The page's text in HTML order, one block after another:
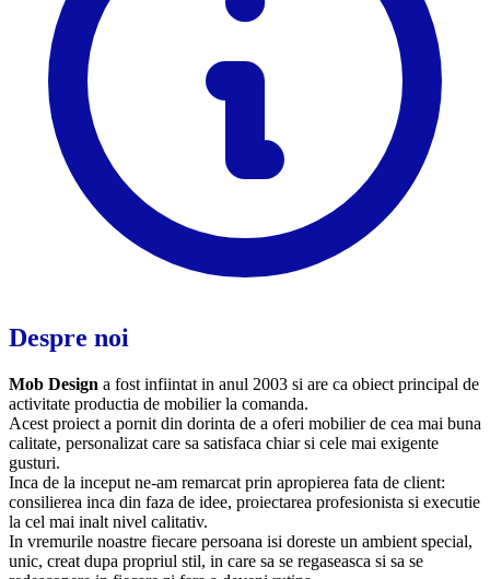
Despre noi
Mob Design a fost infiintat in anul 2003 si are ca obiect principal de
activitate productia de mobilier la comanda.
Acest proiect a pornit din dorinta de a oferi mobilier de cea mai buna
calitate, personalizat care sa satisfaca chiar si cele mai exigente
gusturi.
Inca de la inceput ne-am remarcat prin apropierea fata de client:
consilierea inca din faza de idee, proiectarea profesionista si executie
la cel mai inalt nivel calitativ.
In vremurile noastre fiecare persoana isi doreste un ambient special,
unic, creat dupa propriul stil, in care sa se regaseasca si sa se